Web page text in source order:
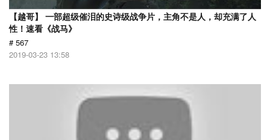
【越哥】 一部超级催泪的史诗级战争片，主角不是人，却充满了人
性！速看《战马》
# 567
2019-03-23 13:58